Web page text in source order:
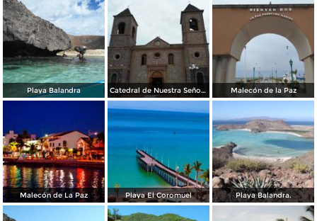
Playa Balandra Catedral de Nuestra Señora de la Paz Malecón de la Paz
Malecón de La Paz Playa El Coromuel Playa Balandra.